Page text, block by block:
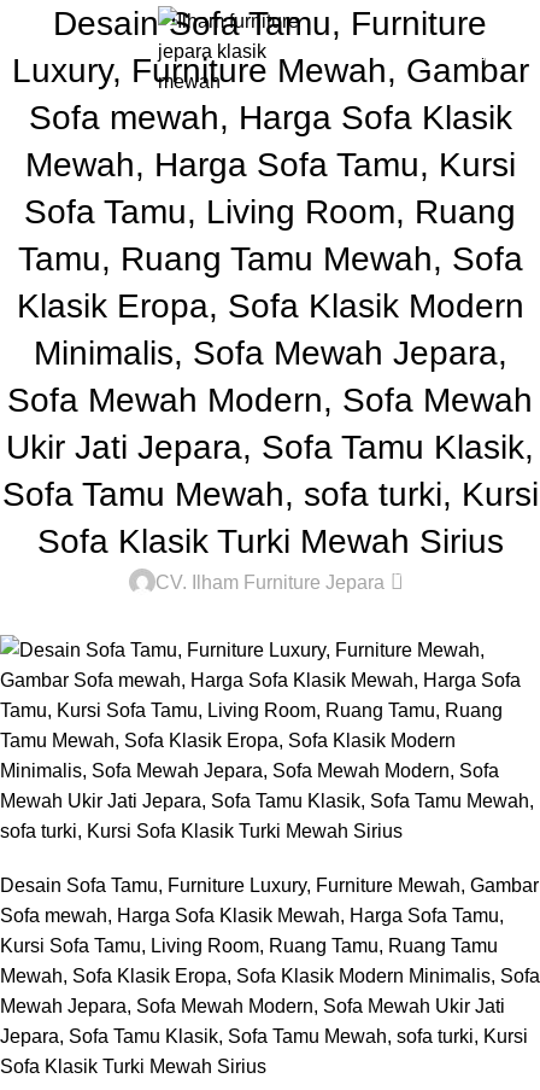
Desain Sofa Tamu, Furniture
Luxury, Furniture Mewah, Gambar
Sofa mewah, Harga Sofa Klasik
Mewah, Harga Sofa Tamu, Kursi
Sofa Tamu, Living Room, Ruang
Tamu, Ruang Tamu Mewah, Sofa
Klasik Eropa, Sofa Klasik Modern
Minimalis, Sofa Mewah Jepara,
Sofa Mewah Modern, Sofa Mewah
Ukir Jati Jepara, Sofa Tamu Klasik,
Sofa Tamu Mewah, sofa turki, Kursi
Sofa Klasik Turki Mewah Sirius
CV. Ilham Furniture Jepara 0
Desain Sofa Tamu, Furniture Luxury, Furniture Mewah, Gambar
Sofa mewah, Harga Sofa Klasik Mewah, Harga Sofa Tamu,
Kursi Sofa Tamu, Living Room, Ruang Tamu, Ruang Tamu
Mewah, Sofa Klasik Eropa, Sofa Klasik Modern Minimalis, Sofa
Mewah Jepara, Sofa Mewah Modern, Sofa Mewah Ukir Jati
Jepara, Sofa Tamu Klasik, Sofa Tamu Mewah, sofa turki, Kursi
Sofa Klasik Turki Mewah Sirius